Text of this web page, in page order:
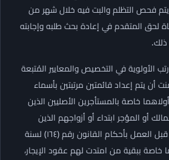
فحص التظلم والبت فيه خلال شهر من
لحق المتقدم في إعادة بحث طلبه وإجابته
الأولوية في التخصيص والمعايير المُتبعة
أن يتم إعداد قائمتين مرتبتين بأسماء
خاصة بالمستأجرين الأصليين الذين
أو المؤجر ابتداء أو أزواجهم الذين
امتدت لهم عقود الإيجار قبل العمل بأحكام القانون رقم (١٦٤) لسنة
خاصة ببقية من امتدت لهم عقود الإيجار،